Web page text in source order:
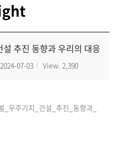
추진 동향과 우리의 대응
07-03 View. 2,390
우주기지_건설_추진_동향과_